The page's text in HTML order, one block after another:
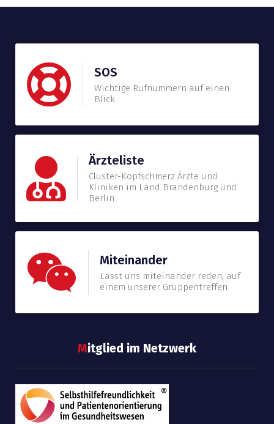
SOS
Wichtige Rufnummern auf einen
Blick
Ärzteliste
Cluster-Kopfschmerz Ärzte und
Kliniken im Land Brandenburg und
Berlin
Miteinander
Lasst uns miteinander reden, auf
einem unserer Gruppentreffen
Mitglied im Netzwerk